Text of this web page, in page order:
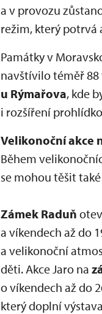
a v provozu
režim, který potrvá
Památky v
navštívilo téměř 88
u Rýmařova, kde
i rozšíření
Velikonoční akce
Během
se mohou těšit
Zámek Raduň
a víkendech až do
a velikonoční
děti. Akce Jaro na
o víkendech až do
který doplní